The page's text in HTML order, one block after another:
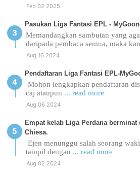
Feb 02 2025
Pasukan Liga Fantasi EPL -
Memandangkan sambutan yang
daripada pembaca semua, maka
Aug 16 2024
Pendaftaran Liga Fantasi EPL-
Mohon lengkapkan pendaftaran
caj ataupun ... read more
Aug 06 2024
Empat kelab Liga Perdana berminat
Chiesa.
Ejen menunggu salah seorang
tampil dengan ... read more
Aug 02 2024